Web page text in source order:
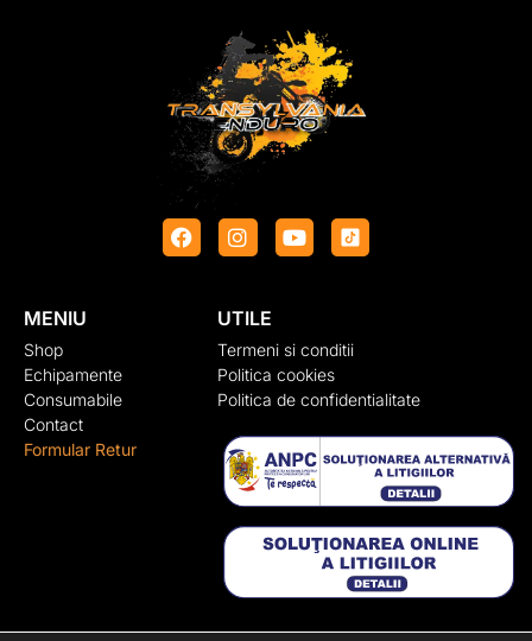
MENIU
Shop
Echipamente
Consumabile
Contact
Formular Retur
UTILE
Termeni si conditii
Politica cookies
Politica de confidentialitate